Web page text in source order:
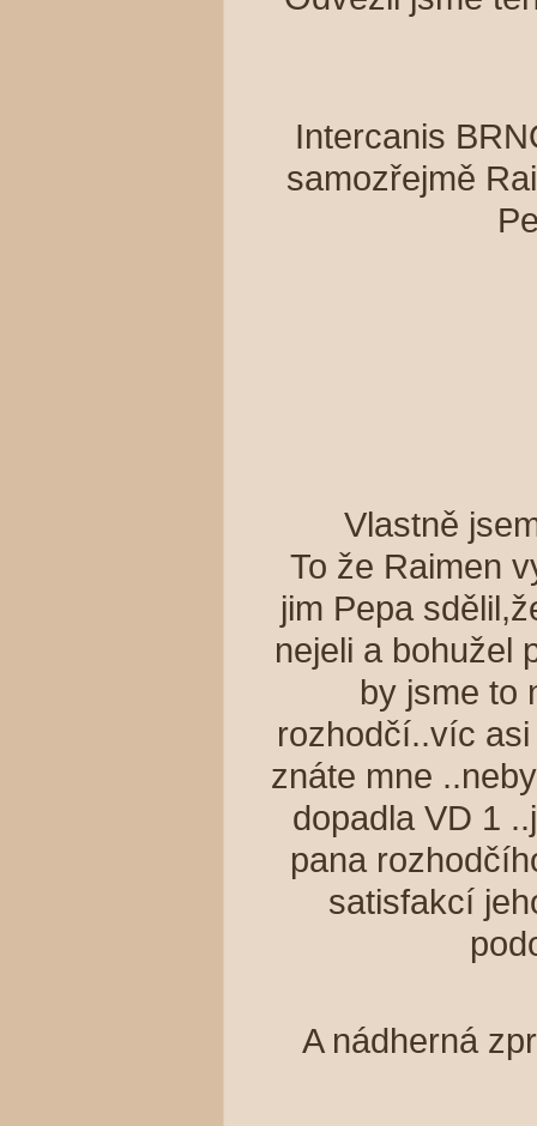
Intercanis
samozřejmě
Vlastně
To že Raimen
jim Pepa
nejeli a bohužel
by jsme to
rozhodčí..víc
znáte mne
dopadla VD 1
pana
satisfakcí
A nádherná